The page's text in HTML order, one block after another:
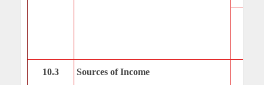
10.3 Sources of Income